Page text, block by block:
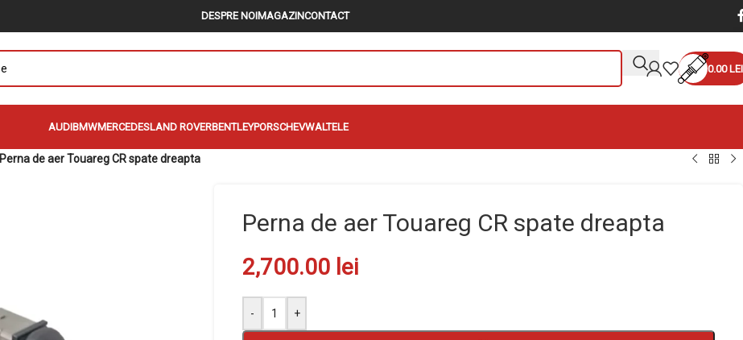
DESPRE NOIMAGAZINCONTACT
0.00LEI
AUDIBMWMERCEDESLAND ROVERBENTLEYPORSCHEVWALTELE
Perna de aer Touareg CR spate dreapta
Perna de aer Touareg CR spate dreapta
2,700.00 lei
- +